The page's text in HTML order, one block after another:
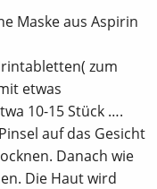
Maske aus Aspirin
zum
etwas
10-15 Stück ….
auf das Gesicht
Danach wie
Die Haut wird